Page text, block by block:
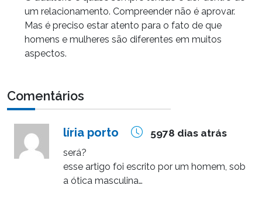
um relacionamento. Compreender não é aprovar.
Mas é preciso estar atento para o fato de que
homens e mulheres são diferentes em muitos
aspectos.
Comentários
líria porto 5978 dias atrás
será?
esse artigo foi escrito por um homem, sob
a ótica masculina…